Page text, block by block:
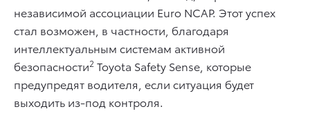
независимой ассоциации Euro NCAP. Этот успех
стал возможен, в частности, благодаря
интеллектуальным системам активной
безопасности2 Toyota Safety Sense, которые
предупредят водителя, если ситуация будет
выходить из-под контроля.